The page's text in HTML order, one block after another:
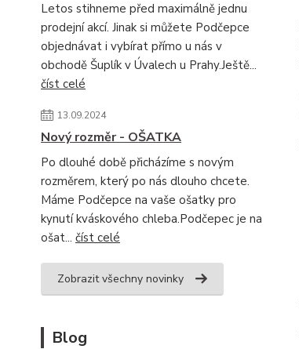
Letos stihneme před maximálně jednu
prodejní akcí. Jinak si můžete Podčepce
objednávat i vybírat přímo u nás v
obchodě Šuplík v Úvalech u Prahy.Ještě...
číst celé
13.09.2024
Nový rozměr - OŠATKA
Po dlouhé době přicházíme s novým
rozměrem, který po nás dlouho chcete.
Máme Podčepce na vaše ošatky pro
kynutí kváskového chleba.Podčepec je na
ošat... číst celé
Zobrazit všechny novinky
Blog